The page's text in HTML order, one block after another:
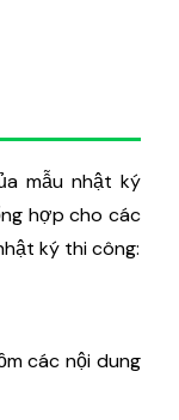
mẫu nhật ký
hợp cho các
ký thi công:
các nội dung